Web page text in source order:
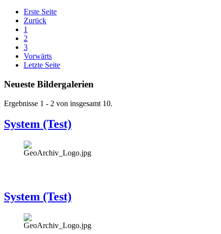
Erste Seite
Zurück
1
2
3
Vorwärts
Letzte Seite
Neueste Bildergalerien
Ergebnisse 1 - 2 von insgesamt 10.
System (Test)
System (Test)